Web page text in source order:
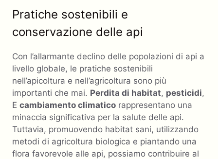
Pratiche sostenibili e
conservazione delle api
Con l’allarmante declino delle popolazioni di api a
livello globale, le pratiche sostenibili
nell’apicoltura e nell’agricoltura sono più
importanti che mai. Perdita di habitat, pesticidi,
E cambiamento climatico rappresentano una
minaccia significativa per la salute delle api.
Tuttavia, promuovendo habitat sani, utilizzando
metodi di agricoltura biologica e piantando una
flora favorevole alle api, possiamo contribuire al